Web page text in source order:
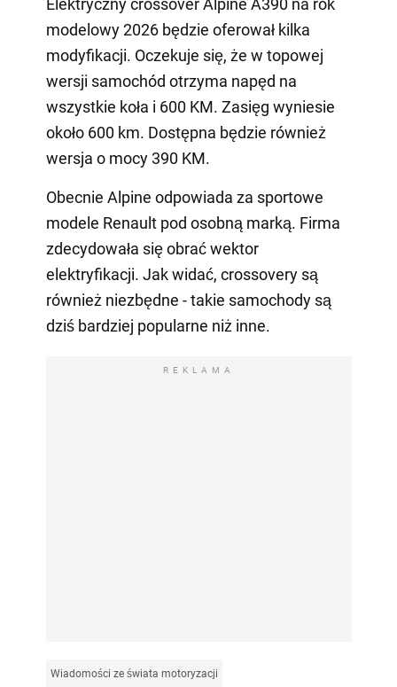
Elektryczny crossover Alpine A390 na rok
modelowy 2026 będzie oferował kilka
modyfikacji. Oczekuje się, że w topowej
wersji samochód otrzyma napęd na
wszystkie koła i 600 KM. Zasięg wyniesie
około 600 km. Dostępna będzie również
wersja o mocy 390 KM.
Obecnie Alpine odpowiada za sportowe
modele Renault pod osobną marką. Firma
zdecydowała się obrać wektor
elektryfikacji. Jak widać, crossovery są
również niezbędne - takie samochody są
dziś bardziej popularne niż inne.
REKLAMA
Wiadomości ze świata motoryzacji